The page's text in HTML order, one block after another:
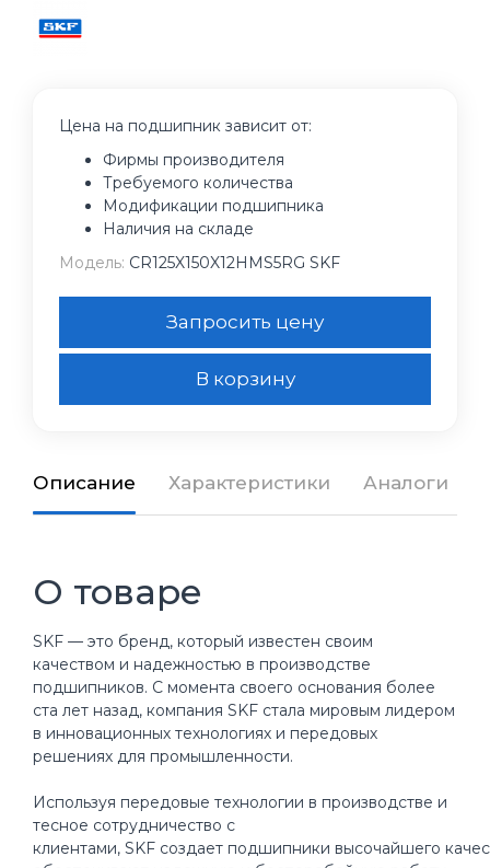
Цена на подшипник зависит от:
Фирмы производителя
Требуемого количества
Модификации подшипника
Наличия на складе
Модель: CR125X150X12HMS5RG SKF
Запросить цену
В корзину
Описание Характеристики Аналоги
О товаре
SKF — это бренд, который известен своим
качеством и надежностью в производстве
подшипников. С момента своего основания более
ста лет назад, компания SKF стала мировым лидером
в инновационных технологиях и передовых
решениях для промышленности.
Используя передовые технологии в производстве и
тесное сотрудничество с
клиентами, SKF создает подшипники высочайшего